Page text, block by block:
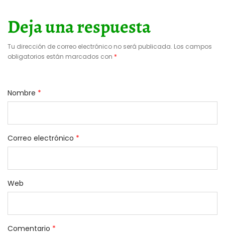
Deja una respuesta
Tu dirección de correo electrónico no será publicada. Los campos
obligatorios están marcados con *
Nombre *
Correo electrónico *
Web
Comentario *